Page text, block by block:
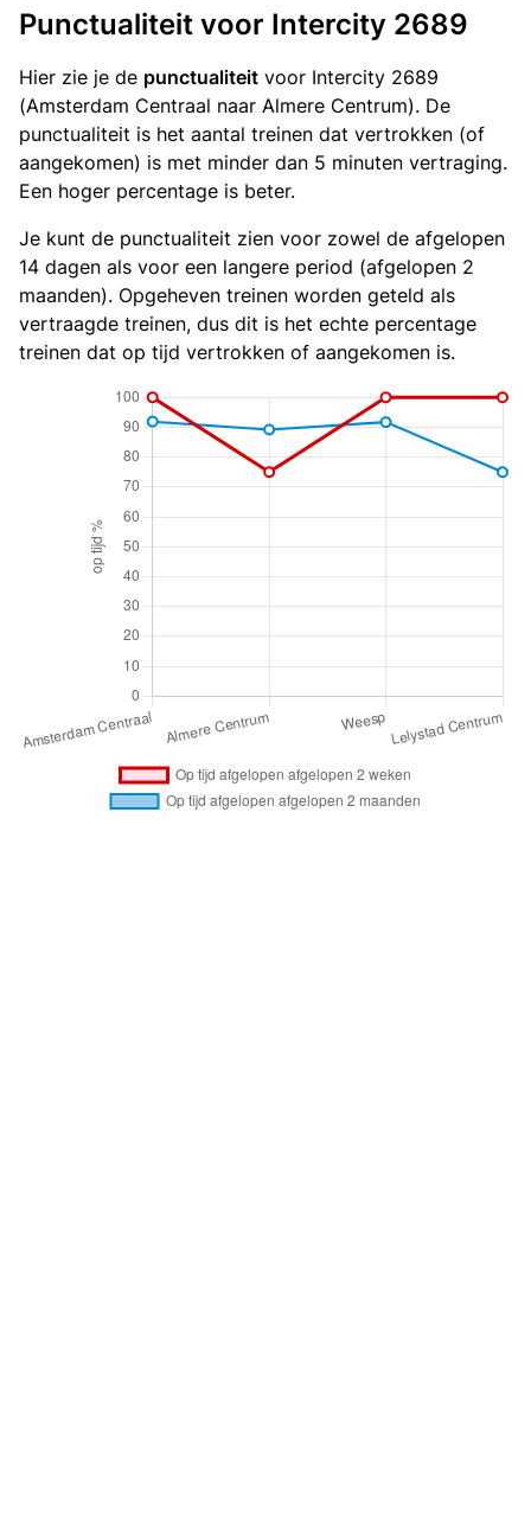
Punctualiteit voor Intercity 2689
Hier zie je de punctualiteit voor Intercity 2689
(Amsterdam Centraal naar Almere Centrum). De
punctualiteit is het aantal treinen dat vertrokken (of
aangekomen) is met minder dan 5 minuten vertraging.
Een hoger percentage is beter.
Je kunt de punctualiteit zien voor zowel de afgelopen
14 dagen als voor een langere period (afgelopen 2
maanden). Opgeheven treinen worden geteld als
vertraagde treinen, dus dit is het echte percentage
treinen dat op tijd vertrokken of aangekomen is.